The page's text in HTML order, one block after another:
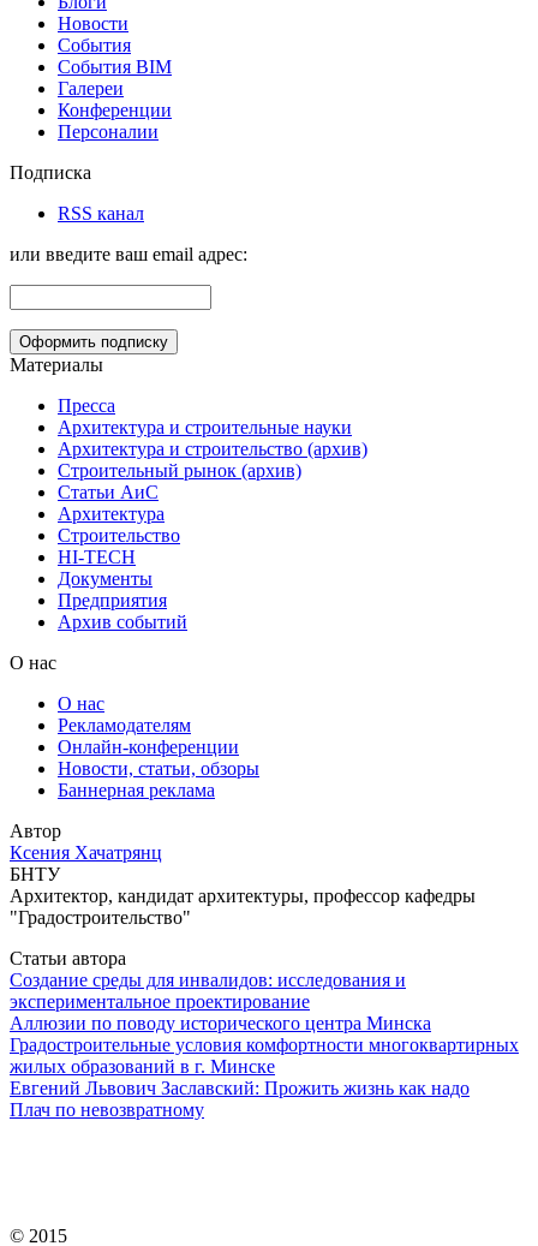
Новости
События
События BIM
Галереи
Конференции
Персоналии
Подписка
RSS канал
или введите ваш email адрес:
Материалы
Пресса
Архитектура и строительные науки
Архитектура и строительство (архив)
Строительный рынок (архив)
Статьи АиС
Архитектура
Строительство
HI-TECH
Документы
Предприятия
Архив событий
О нас
О нас
Рекламодателям
Онлайн-конференции
Новости, статьи, обзоры
Баннерная реклама
Автор
Ксения Хачатрянц
БНТУ
Архитектор, кандидат архитектуры, профессор кафедры
"Градостроительство"
Статьи автора
Создание среды для инвалидов: исследования и
экспериментальное проектирование
Аллюзии по поводу исторического центра Минска
Градостроительные условия комфортности многоквартирных
жилых образований в г. Минске
Евгений Львович Заславский: Прожить жизнь как надо
Плач по невозвратному
© 2015